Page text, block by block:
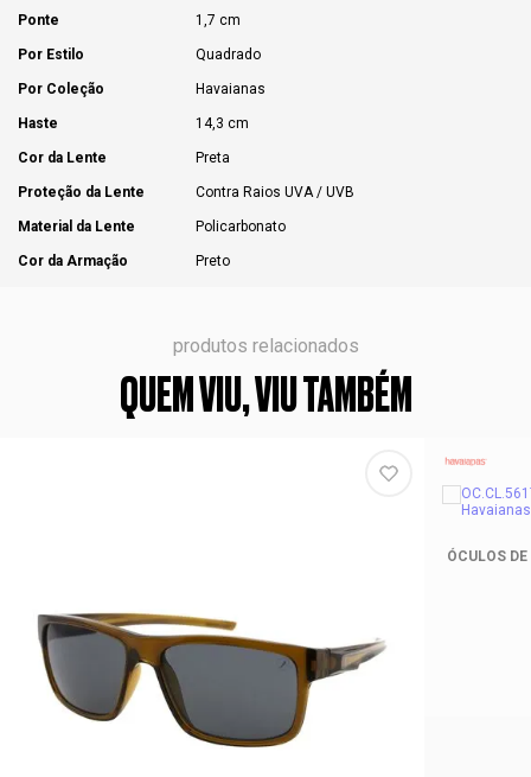
Ponte 1,7 cm
Por Estilo Quadrado
Por Coleção Havaianas
Haste 14,3 cm
Cor da Lente Preta
Proteção da Lente Contra Raios UVA / UVB
Material da Lente Policarbonato
Cor da Armação Preto
produtos relacionados
QUEM VIU, VIU TAMBÉM
ÓCULOS